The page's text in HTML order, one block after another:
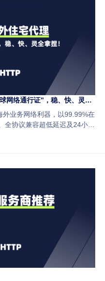
网络通行证”，稳、快、灵全
业务网络利器，以99.99%在
协议兼容超低延迟及24小时
运营等场景痛点，适合多类